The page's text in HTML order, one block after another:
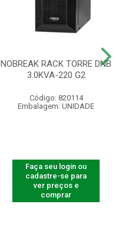
NOBREAK RACK TORRE DNB
3.0KVA-220 G2
Código: 820114
Embalagem: UNIDADE
Faça seu login ou
cadastre-se para
ver preços e
comprar